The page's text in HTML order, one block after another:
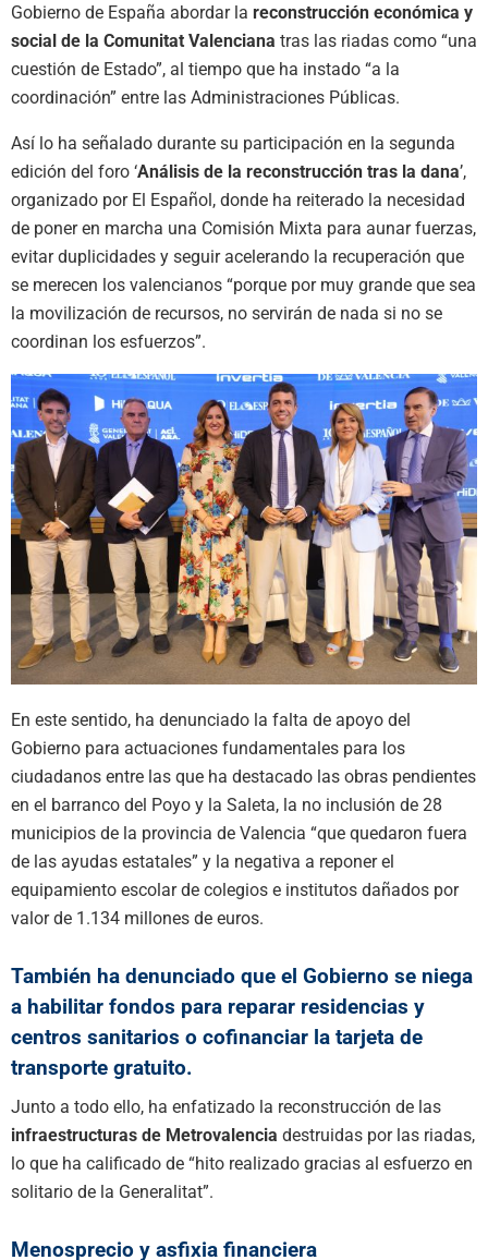
Gobierno de España abordar la reconstrucción económica y
social de la Comunitat Valenciana tras las riadas como “una
cuestión de Estado”, al tiempo que ha instado “a la
coordinación” entre las Administraciones Públicas.
Así lo ha señalado durante su participación en la segunda
edición del foro ‘Análisis de la reconstrucción tras la dana’,
organizado por El Español, donde ha reiterado la necesidad
de poner en marcha una Comisión Mixta para aunar fuerzas,
evitar duplicidades y seguir acelerando la recuperación que
se merecen los valencianos “porque por muy grande que sea
la movilización de recursos, no servirán de nada si no se
coordinan los esfuerzos”.
En este sentido, ha denunciado la falta de apoyo del
Gobierno para actuaciones fundamentales para los
ciudadanos entre las que ha destacado las obras pendientes
en el barranco del Poyo y la Saleta, la no inclusión de 28
municipios de la provincia de Valencia “que quedaron fuera
de las ayudas estatales” y la negativa a reponer el
equipamiento escolar de colegios e institutos dañados por
valor de 1.134 millones de euros.
También ha denunciado que el Gobierno se niega
a habilitar fondos para reparar residencias y
centros sanitarios o cofinanciar la tarjeta de
transporte gratuito.
Junto a todo ello, ha enfatizado la reconstrucción de las
infraestructuras de Metrovalencia destruidas por las riadas,
lo que ha calificado de “hito realizado gracias al esfuerzo en
solitario de la Generalitat”.
Menosprecio y asfixia financiera